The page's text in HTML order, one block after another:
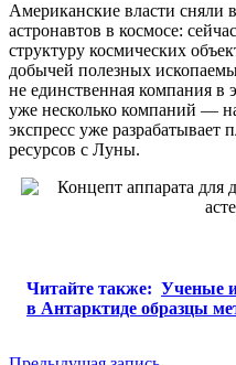
Американские власти сняли
астронавтов в космосе:
структуру космических
добычей полезных
не единственная компания в
уже несколько компаний —
экспресс уже
ресурсов с Луны.
Читайте также: Ученые
в Антарктиде образцы